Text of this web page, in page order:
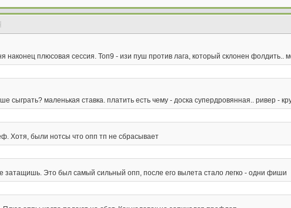
наконец плюсовая сессия. Топ9 - изи пуш против лага, который склонен фолдить..
сыграть? маленькая ставка. платить есть чему - доска супердровянная.. ривер -
Хотя, были нотсы что опп тп не сбрасывает
затащишь. Это был самый сильный опп, после его вылета стало легко - одни фиши